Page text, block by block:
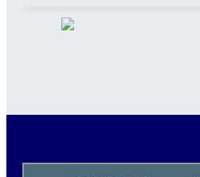
Garten- und
Maurer / Putzer (m/w/d)